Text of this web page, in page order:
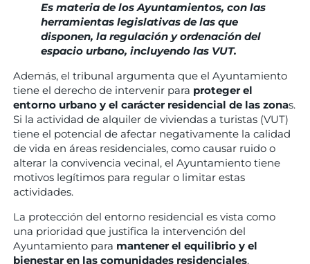
Es materia de los Ayuntamientos, con las
herramientas legislativas de las que
disponen, la regulación y ordenación del
espacio urbano, incluyendo las VUT.
Además, el tribunal argumenta que el Ayuntamiento
tiene el derecho de intervenir para proteger el
entorno urbano y el carácter residencial de las zonas.
Si la actividad de alquiler de viviendas a turistas (VUT)
tiene el potencial de afectar negativamente la calidad
de vida en áreas residenciales, como causar ruido o
alterar la convivencia vecinal, el Ayuntamiento tiene
motivos legítimos para regular o limitar estas
actividades.
La protección del entorno residencial es vista como
una prioridad que justifica la intervención del
Ayuntamiento para mantener el equilibrio y el
bienestar en las comunidades residenciales.